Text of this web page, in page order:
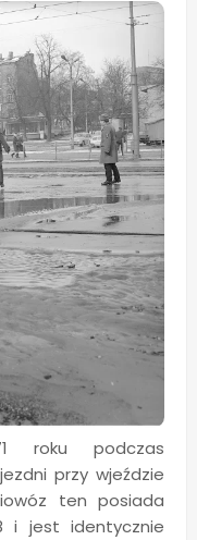
roku podczas
przy wjeździe
ten posiada
i jest identycznie